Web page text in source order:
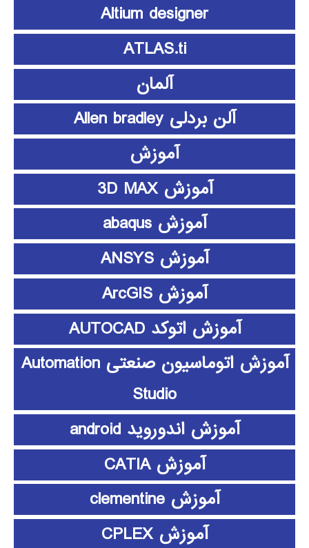
Altium designer
ATLAS.ti
آلمان
آلن بردلی Allen bradley
آموزش
آموزش 3D MAX
آموزش abaqus
آموزش ANSYS
آموزش ArcGIS
آموزش اتوکد AUTOCAD
آموزش اتوماسیون صنعتی Automation
Studio
آموزش اندوروید android
آموزش CATIA
آموزش clementine
آموزش CPLEX